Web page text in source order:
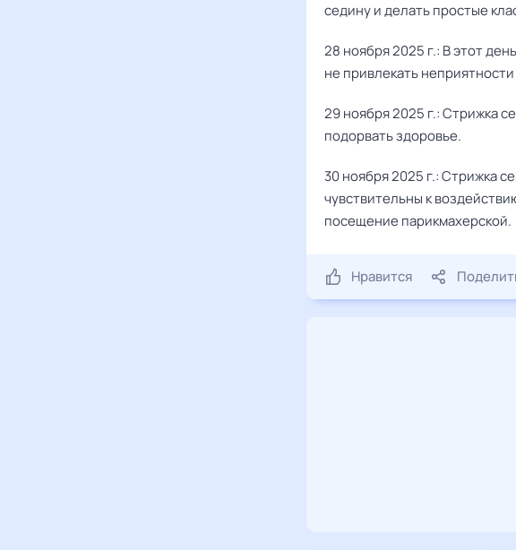
седину и делать простые
28 ноября 2025 г.: В этот
не привлекать
29 ноября 2025 г.: Стрижка
подорвать здоровье.
30 ноября 2025 г.: Стрижка
чувствительны к
посещение парикмахерской.
Нравится